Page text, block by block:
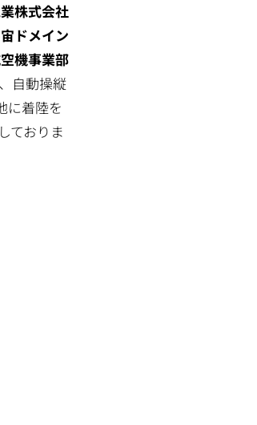
株式会社
ドメイン
機事業部
自動操縦
に着陸を
ておりま